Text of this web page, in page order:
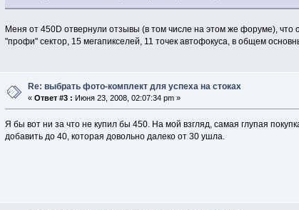
Меня от 450D отвернули отзывы (в том числе на этом же форуме), что
"профи" сектор, 15 мегапикселей, 11 точек автофокуса, в общем
Re: выбрать фото-комплект для успеха на стоках
«Ответ #3 : Июня 23, 2008, 02:07:34 pm »
Я бы вот ни за что не купил бы 450. На мой взгляд, самая глупая
добавить до 40, которая довольно далеко от 30 ушла.